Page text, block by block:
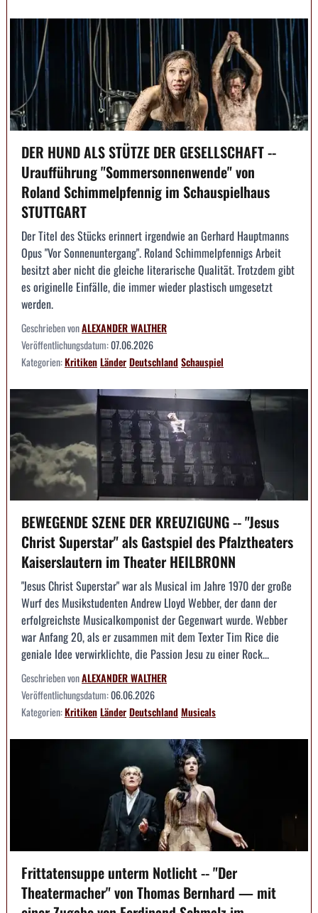
DER HUND ALS STÜTZE DER GESELLSCHAFT --
Uraufführung "Sommersonnenwende" von
Roland Schimmelpfennig im Schauspielhaus
STUTTGART
Der Titel des Stücks erinnert irgendwie an Gerhard Hauptmanns
Opus "Vor Sonnenuntergang". Roland Schimmelpfennigs Arbeit
besitzt aber nicht die gleiche literarische Qualität. Trotzdem gibt
es originelle Einfälle, die immer wieder plastisch umgesetzt
werden.
Geschrieben vonALEXANDER WALTHER
Veröffentlichungsdatum:07.06.2026
Kategorien:KritikenLänderDeutschlandSchauspiel
BEWEGENDE SZENE DER KREUZIGUNG -- "Jesus
Christ Superstar" als Gastspiel des Pfalztheaters
Kaiserslautern im Theater HEILBRONN
"Jesus Christ Superstar" war als Musical im Jahre 1970 der große
Wurf des Musikstudenten Andrew Lloyd Webber, der dann der
erfolgreichste Musicalkomponist der Gegenwart wurde. Webber
war Anfang 20, als er zusammen mit dem Texter Tim Rice die
geniale Idee verwirklichte, die Passion Jesu zu einer Rock...
Geschrieben vonALEXANDER WALTHER
Veröffentlichungsdatum:06.06.2026
Kategorien:KritikenLänderDeutschlandMusicals
Frittatensuppe unterm Notlicht -- "Der
Theatermacher" von Thomas Bernhard — mit